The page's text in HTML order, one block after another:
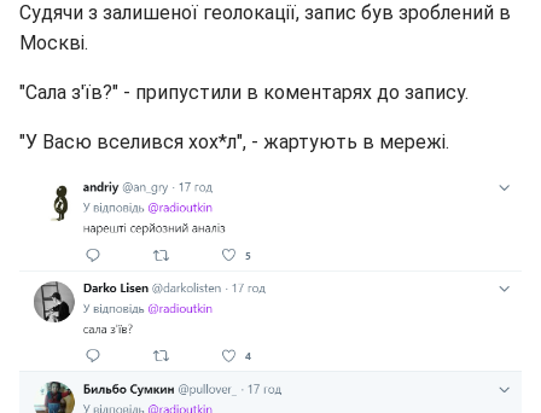
Судячи з залишеної геолокації, запис був зроблений в
Москві.
"Сала з'їв?" - припустили в коментарях до запису.
"У Васю вселився хох*л", - жартують в мережі.